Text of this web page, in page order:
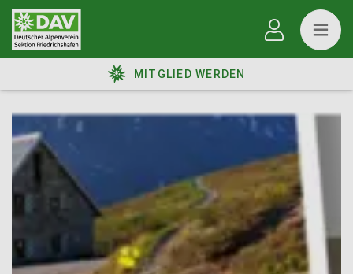
MITGLIED WERDEN